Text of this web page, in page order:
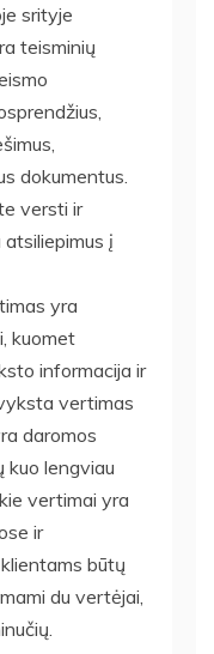
srityje
teisminių
dokumentus.
versti ir
atsiliepimus į
yra
kuomet
informacija ir
vertimas
daromos
kuo lengviau
vertimai yra
ir
būtų
du vertėjai,